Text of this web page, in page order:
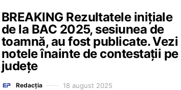
BREAKING Rezultatele inițiale
de la BAC 2025, sesiunea de
toamnă, au fost publicate. Vezi
notele înainte de contestații pe
județe
Redacția 18 august 2025